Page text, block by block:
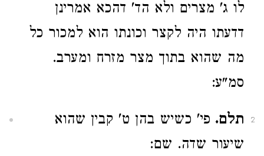
לו ג' מצרים ולא הד' דהכא אמרינן
דדעתו היה לקצר וכונתו הוא למכור כל
מה שהוא בתוך מצר מזרח ומערב.
סמ"ע:
2 תלם. פי' כשיש בהן ט' קבין שהוא
שיעור שדה. שם: